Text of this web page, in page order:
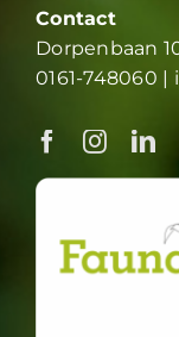
Contact
Dorpenbaan
0161-748060 |